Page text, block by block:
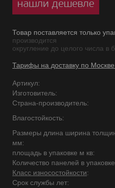
нашли дешевле
Товар поставляется только
производится
округление до целого числа в
Тарифы на доставку по
Артикул:
Изготовитель:
Страна-производитель:
Влагостойкость:
Размеры длина ширина
мм:
площадь в упаковке м кв:
Количество панелей в
Класс износостойкости:
Срок службы лет: